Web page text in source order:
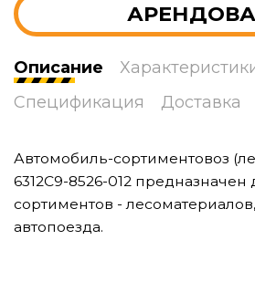
Описание
Спецификация
Доставка
Автомобиль-сортиментовоз
6312С9-8526-012 предназначен
сортиментов -
автопоезда.